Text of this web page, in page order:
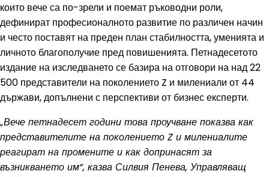
които вече са по-зрели и поемат ръководни роли,
дефинират професионалното развитие по различен начин
и често поставят на преден план стабилността, уменията и
личното благополучие пред повишенията. Петнадесетото
издание на изследването се базира на отговори на над 22
500 представители на поколението Z и милениали от 44
държави, допълнени с перспективи от бизнес експерти.
„Вече петнадесет години това проучване показва как
представителите на поколението Z и милениалите
реагират на промените и как допринасят за
възникването им“, казва Силвия Пенева, Управляващ